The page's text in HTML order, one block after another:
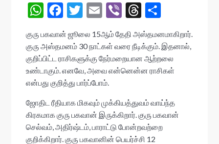
W
at
s
A
p
p
F
ac
e
b
o
o
k
T
itt
er
E
m
ai
l
Vi
er
T
hr
ea
ds
ar
e
குரு பகவான் ஜூலை 15ஆம் தேதி அஸ்தமனமாகிறார்.
குரு அஸ்தமனம் 30 நாட்கள் வரை நீடிக்கும். இதனால்,
குறிப்பிட்ட ராசிகளுக்கு நேர்மறையான ஆற்றலை
உண்டாகும். எனவே, அவை என்னென்ன ராசிகள்
என்பது குறித்து பார்ப்போம்.
ஜோதிட ரீதியாக மிகவும் முக்கியத்துவம் வாய்ந்த
கிரகமாக குரு பகவான் இருக்கிறார். குரு பகவான்
செல்வம், அதிர்ஷ்டம், பாராட்டு போன்றவற்றை
குறிக்கிறார். குரு பகவானின் பெயர்ச்சி 12